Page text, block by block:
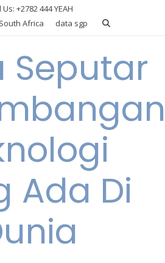
Us: +2782 444 YEAH
Africa
data sgp
Seputar
Ada Di